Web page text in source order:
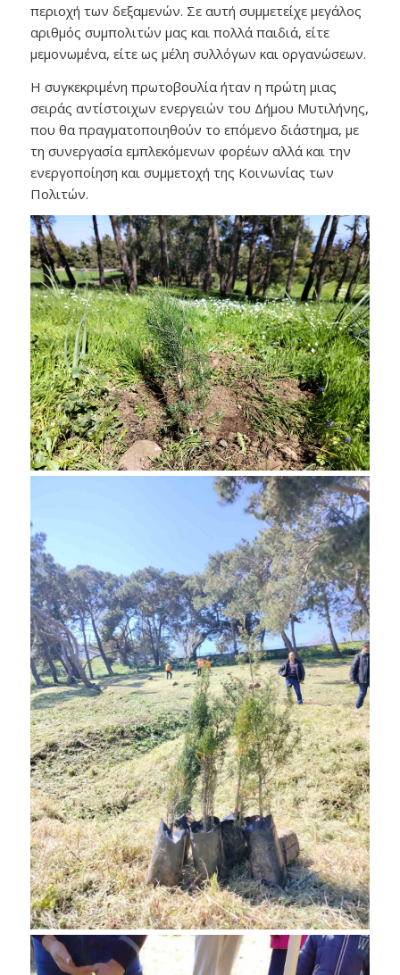
περιοχή των δεξαμενών. Σε αυτή συμμετείχε μεγάλος
αριθμός συμπολιτών μας και πολλά παιδιά, είτε
μεμονωμένα, είτε ως μέλη συλλόγων και οργανώσεων.
Η συγκεκριμένη πρωτοβουλία ήταν η πρώτη μιας
σειράς αντίστοιχων ενεργειών του Δήμου Μυτιλήνης,
που θα πραγματοποιηθούν το επόμενο διάστημα, με
τη συνεργασία εμπλεκόμενων φορέων αλλά και την
ενεργοποίηση και συμμετοχή της Κοινωνίας των
Πολιτών.